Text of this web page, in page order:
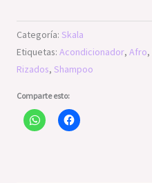
Categoría: Skala
Etiquetas: Acondicionador, Afro,
Rizados, Shampoo
Comparte esto: